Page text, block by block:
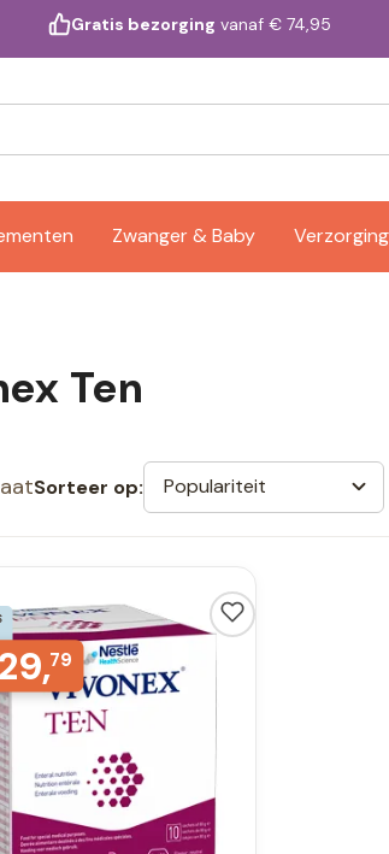
Gratis bezorging vanaf € 74,95
Zwanger & Baby Verzorging
Ten
Sorteer op: Populariteit
79